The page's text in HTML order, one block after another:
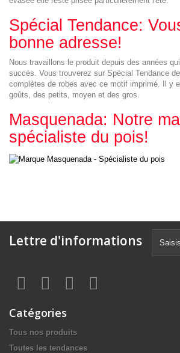
Spécial Tendance:
bonne adresse!
Nous travaillons le produit depuis des années
succès. Vous trouverez sur Spécial Tendance
complètes de robes avec ce motif imprimé. Il y
goûts, des petits, moyen et des gros.
Masquenada: Notre
spécialiste du pois!
Lettre d'informations
Catégories
Tous nos produits
Toutes les tendances